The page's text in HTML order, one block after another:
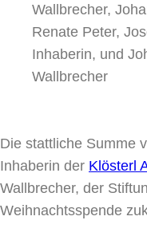
Wallbrecher,
Renate Peter,
Inhaberin, und
Wallbrecher
Die stattliche Summe
Inhaberin der Klösterl
Wallbrecher, der
Weihnachtsspende